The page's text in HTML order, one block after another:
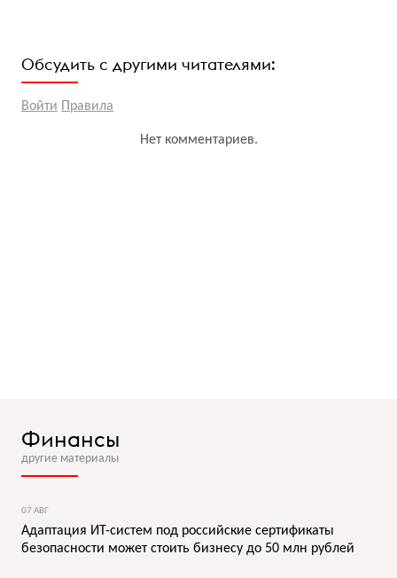
Обсудить с другими читателями:
Войти Правила
Нет комментариев.
Финансы
другие материалы
07 АВГ
Адаптация ИТ-систем под российские сертификаты
безопасности может стоить бизнесу до 50 млн рублей